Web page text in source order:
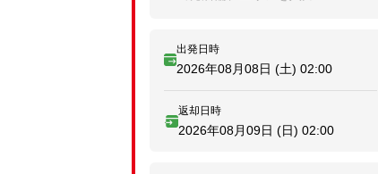
出発日時
2026年08月08日 (土) 02:00
返却日時
2026年08月09日 (日) 02:00